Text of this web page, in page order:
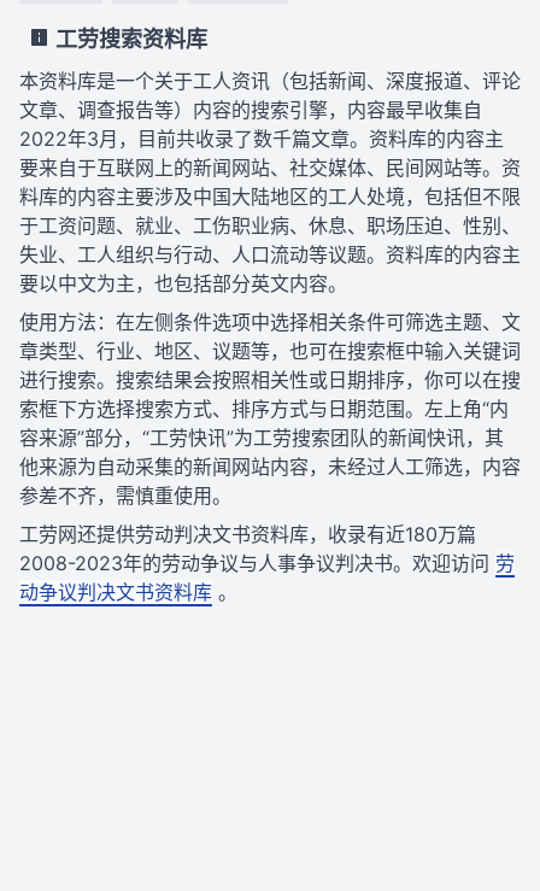
工劳搜索资料库
本资料库是一个关于工人资讯（包括新闻、深度报道、评论
文章、调查报告等）内容的搜索引擎，内容最早收集自
2022年3月，目前共收录了数千篇文章。资料库的内容主
要来自于互联网上的新闻网站、社交媒体、民间网站等。资
料库的内容主要涉及中国大陆地区的工人处境，包括但不限
于工资问题、就业、工伤职业病、休息、职场压迫、性别、
失业、工人组织与行动、人口流动等议题。资料库的内容主
要以中文为主，也包括部分英文内容。
使用方法：在左侧条件选项中选择相关条件可筛选主题、文
章类型、行业、地区、议题等，也可在搜索框中输入关键词
进行搜索。搜索结果会按照相关性或日期排序，你可以在搜
索框下方选择搜索方式、排序方式与日期范围。左上角“内
容来源”部分，“工劳快讯”为工劳搜索团队的新闻快讯，其
他来源为自动采集的新闻网站内容，未经过人工筛选，内容
参差不齐，需慎重使用。
工劳网还提供劳动判决文书资料库，收录有近180万篇
2008-2023年的劳动争议与人事争议判决书。欢迎访问 劳
动争议判决文书资料库 。